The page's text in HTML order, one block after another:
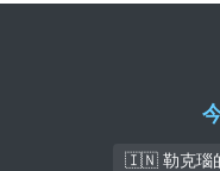
🇮🇳 勒克瑙